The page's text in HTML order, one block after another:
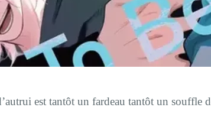
est tantôt un fardeau tantôt un souffle